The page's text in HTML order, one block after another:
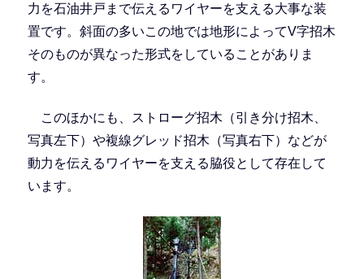
力を石油井戸まで伝えるワイヤーを支える大事な装
置です。斜面の多いこの地では地形によってV字招木
そのものが異なった形式をしていることがありま
す。
このほかにも、ストローグ招木（引き分け招木、
写真左下）や複線グレッド招木（写真右下）などが
動力を伝えるワイヤーを支える脇役として存在して
います。